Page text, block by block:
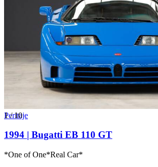
1/10
Peritaje
1994 | Bugatti EB 110 GT
*One of One*Real Car*